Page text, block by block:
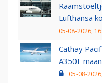
Lufthansa
05-08-2026,
Cathay
A350F
05-08-